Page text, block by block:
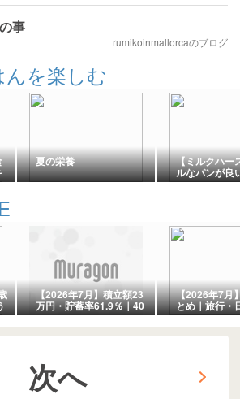
事
rumikoinmallorcaのブログ
を楽しむ
夏の栄養 【ミルクハー
ルなパンが良
水ぶくれは
【2026年7月】積立額23
万円・貯蓄率61.9％｜40
代サイドFIREに向けた資
産形成記録
【2026年7月
とめ｜旅行・
出増加。それ
ていない理由
次へ